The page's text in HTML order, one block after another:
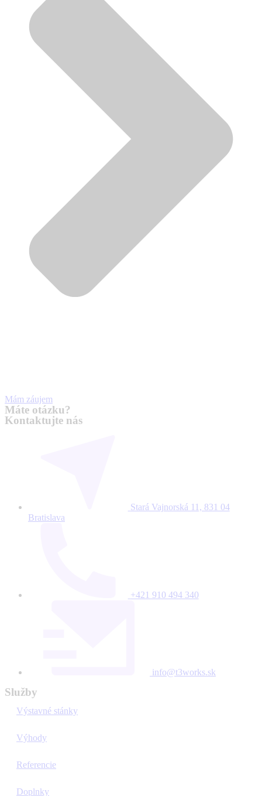
Mám záujem
Máte otázku?
Kontaktujte nás
Stará Vajnorská 11, 831 04
Bratislava
+421 910 494 340
info@t3works.sk
Služby
Výstavné stánky
Výhody
Referencie
Doplnky